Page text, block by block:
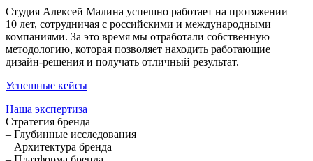
Студия Алексей Малина успешно работает на протяжении
10 лет, сотрудничая с российскими и международными
компаниями. За это время мы отработали собственную
методологию, которая позволяет находить работающие
дизайн-решения и получать отличный результат.
Успешные кейсы
Наша экспертиза
Стратегия бренда
– Глубинные исследования
– Архитектура бренда